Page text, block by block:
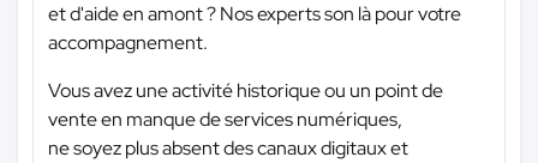
et d'aide en amont ? Nos experts son là pour votre
accompagnement.
Vous avez une activité historique ou un point de
vente en manque de services numériques,
ne soyez plus absent des canaux digitaux et